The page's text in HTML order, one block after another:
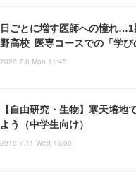
日ごとに増す医師への憧れ…1
野高校 医専コースでの「学び
2026.7.6 Mon 11:45
【自由研究・生物】寒天培地
よう（中学生向け）
2018.7.11 Wed 15:00